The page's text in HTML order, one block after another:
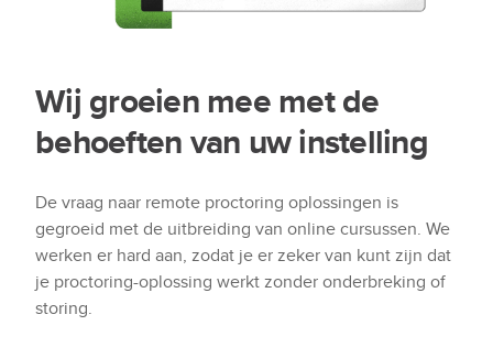
Wij groeien mee met de
behoeften van uw instelling
De vraag naar remote proctoring oplossingen is
gegroeid met de uitbreiding van online cursussen. We
werken er hard aan, zodat je er zeker van kunt zijn dat
je proctoring-oplossing werkt zonder onderbreking of
storing.